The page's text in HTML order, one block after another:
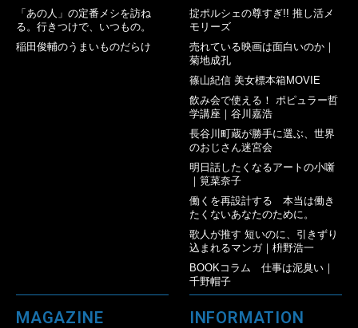
「あの人」の定番メシを訪ね
る。行きつけで、いつもの。
稲田俊輔のうまいものだらけ
掟ポルシェの尊すぎ!! 推し活メ
モリーズ
売れている映画は面白いのか｜
菊地成孔
篠山紀信 美女標本箱MOVIE
飲み会で使える！ ポピュラー哲
学講座｜谷川嘉浩
長谷川町蔵が勝手に選ぶ、世界
のおじさん迷宮会
明日話したくなるアートの小噺
｜筧菜奈子
働くを再設計する 本当は働き
たくないあなたのために。
歌人が推す 短いのに、引きずり
込まれるマンガ｜枡野浩一
BOOKコラム 仕事は泥臭い｜
千野帽子
MAGAZINE INFORMATION